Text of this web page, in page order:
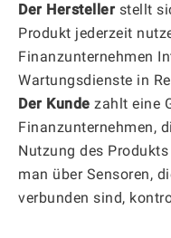
Der Hersteller stellt
Produkt jederzeit
Finanzunternehmen
Wartungsdienste in
Der Kunde zahlt eine
Finanzunternehmen,
Nutzung des
man über Sensoren,
verbunden sind,